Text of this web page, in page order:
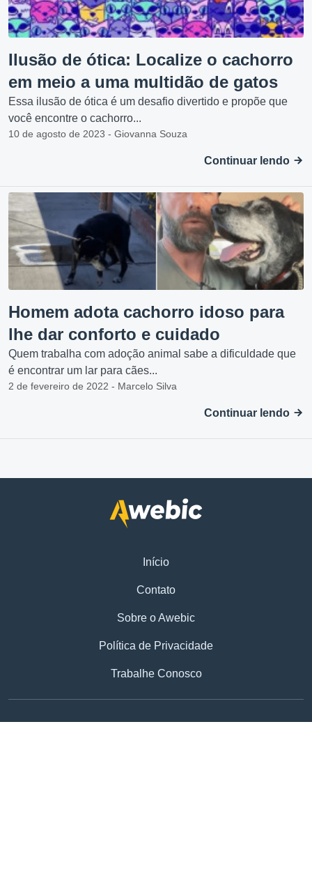
Ilusão de ótica: Localize o cachorro
em meio a uma multidão de gatos
Essa ilusão de ótica é um desafio divertido e propõe que
você encontre o cachorro...
10 de agosto de 2023 - Giovanna Souza
Continuar lendo
Homem adota cachorro idoso para
lhe dar conforto e cuidado
Quem trabalha com adoção animal sabe a dificuldade que
é encontrar um lar para cães...
2 de fevereiro de 2022 - Marcelo Silva
Continuar lendo
Início
Contato
Sobre o Awebic
Política de Privacidade
Trabalhe Conosco